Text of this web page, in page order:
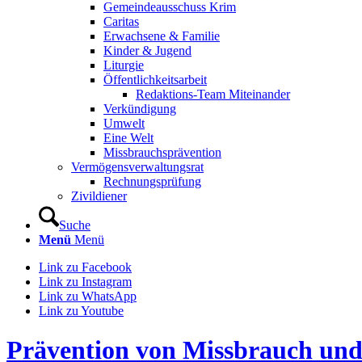
Gemeindeausschuss Krim
Caritas
Erwachsene & Familie
Kinder & Jugend
Liturgie
Öffentlichkeitsarbeit
Redaktions-Team Miteinander
Verkündigung
Umwelt
Eine Welt
Missbrauchsprävention
Vermögensverwaltungsrat
Rechnungsprüfung
Zivildiener
Suche
Menü Menü
Link zu Facebook
Link zu Instagram
Link zu WhatsApp
Link zu Youtube
Prävention von Missbrauch